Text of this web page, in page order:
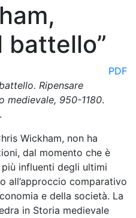
battello”
PDF
Ripensare
medievale, 950-1180.
Wickham, non ha
dal momento che è
influenti degli ultimi
all’approccio comparativo
e della società. La
in Storia medievale